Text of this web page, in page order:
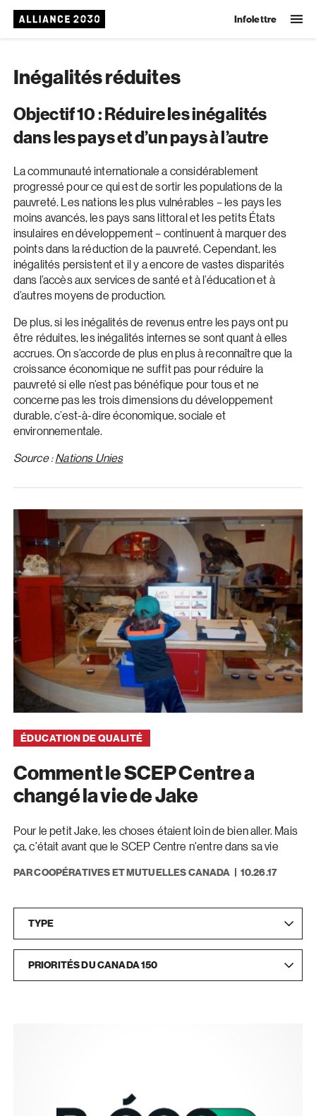
Infolettre
Inégalités réduites
Objectif 10 : Réduire les inégalités
dans les pays et d’un pays à l’autre
La communauté internationale a considérablement
progressé pour ce qui est de sortir les populations de la
pauvreté. Les nations les plus vulnérables – les pays les
moins avancés, les pays sans littoral et les petits États
insulaires en développement – continuent à marquer des
points dans la réduction de la pauvreté. Cependant, les
inégalités persistent et il y a encore de vastes disparités
dans l’accès aux services de santé et à l’éducation et à
d’autres moyens de production.
De plus, si les inégalités de revenus entre les pays ont pu
être réduites, les inégalités internes se sont quant à elles
accrues. On s’accorde de plus en plus à reconnaître que la
croissance économique ne suffit pas pour réduire la
pauvreté si elle n’est pas bénéfique pour tous et ne
concerne pas les trois dimensions du développement
durable, c’est-à-dire économique, sociale et
environnementale.
Source :Nations Unies
ÉDUCATION DE QUALITÉ
Comment le SCEP Centre a
changé la vie de Jake
Pour le petit Jake, les choses étaient loin de bien aller. Mais
ça, c'était avant que le SCEP Centre n'entre dans sa vie
PAR COOPÉRATIVES ET MUTUELLES CANADA 10.26.17
TYPE
PRIORITÉS DU CANADA 150